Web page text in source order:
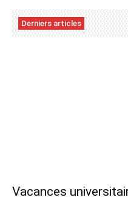
Derniers articles
Vacances